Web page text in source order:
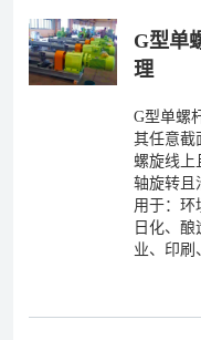
G型单
理
G型单螺
其任意截
螺旋线上
轴旋转且
用于：环
日化、
业、印刷